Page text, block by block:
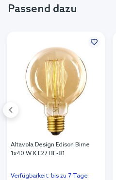
Passend dazu
Altavola Design Edison Birne
1x40 W K E27 BF-81
Verfügbarkeit: bis zu 7 Tage